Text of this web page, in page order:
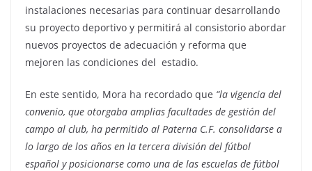
instalaciones necesarias para continuar desarrollando
su proyecto deportivo y permitirá al consistorio abordar
nuevos proyectos de adecuación y reforma que
mejoren las condiciones del estadio.
En este sentido, Mora ha recordado que “la vigencia del
convenio, que otorgaba amplias facultades de gestión del
campo al club, ha permitido al Paterna C.F. consolidarse a
lo largo de los años en la tercera división del fútbol
español y posicionarse como una de las escuelas de fútbol